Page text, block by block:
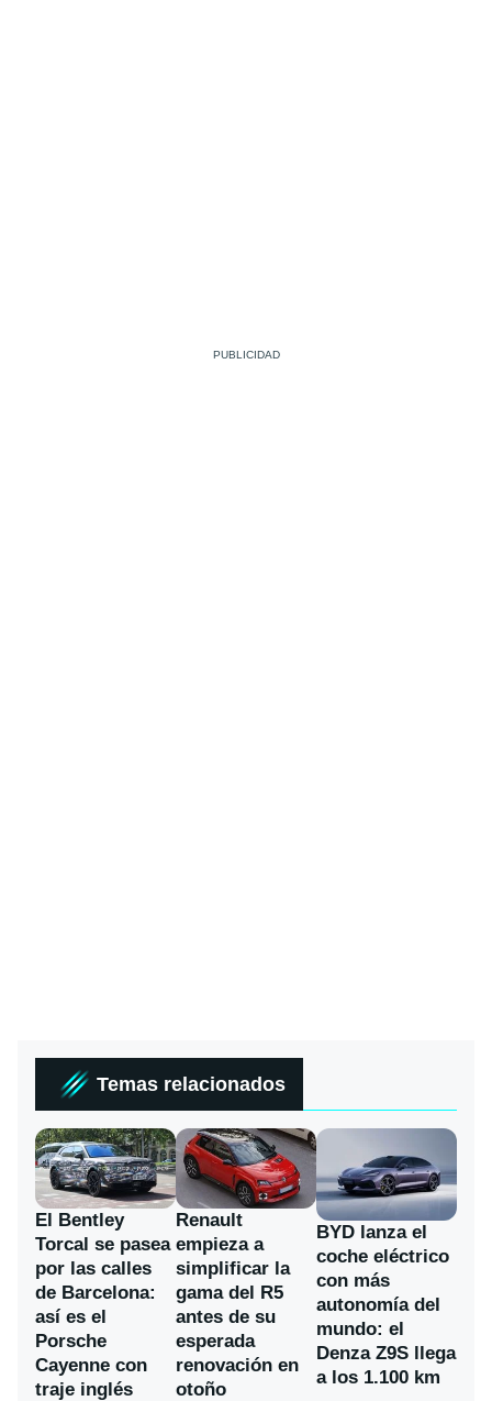
Temas relacionados
El Bentley
Torcal se pasea
por las calles
de Barcelona:
así es el
Porsche
Cayenne con
traje inglés
Renault
empieza a
simplificar la
gama del R5
antes de su
esperada
renovación en
otoño
BYD lanza el
coche eléctrico
con más
autonomía del
mundo: el
Denza Z9S llega
a los 1.100 km